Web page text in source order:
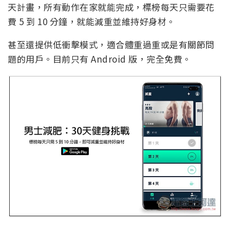
天計畫，所有動作在家就能完成，標榜每天只需要花
費 5 到 10 分鐘，就能減重並維持好身材。
甚至還提供低衝擊模式，適合體重過重或是有關節問
題的用戶。目前只有 Android 版，完全免費。